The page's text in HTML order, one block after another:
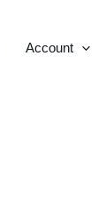
Account